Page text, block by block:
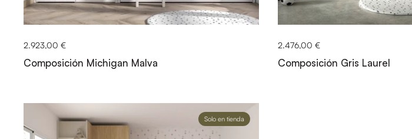
2.923,00 €
Composición Michigan Malva
2.476,00 €
Composición Gris Laurel
Solo en tienda